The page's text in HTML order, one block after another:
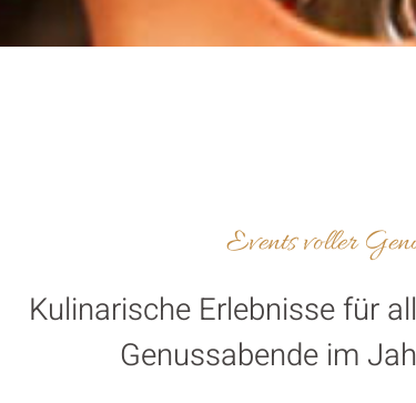
Events voller
Kulinarische Erlebnisse für
Genussabende im